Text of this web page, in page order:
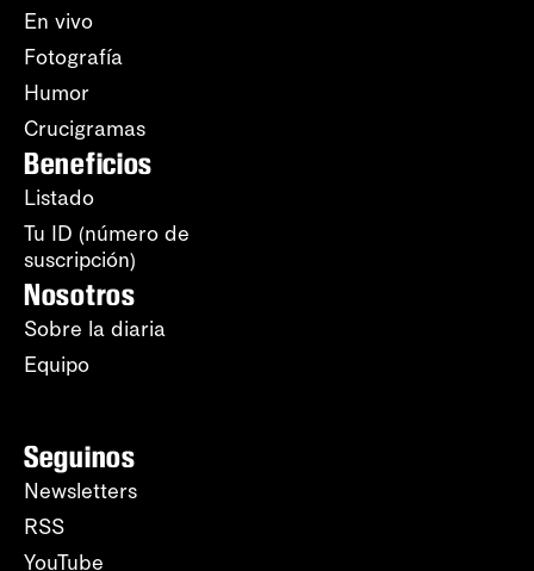
En vivo
Fotografía
Humor
Crucigramas
Beneficios
Listado
Tu ID (número de
suscripción)
Nosotros
Sobre la diaria
Equipo
Seguinos
Newsletters
RSS
YouTube